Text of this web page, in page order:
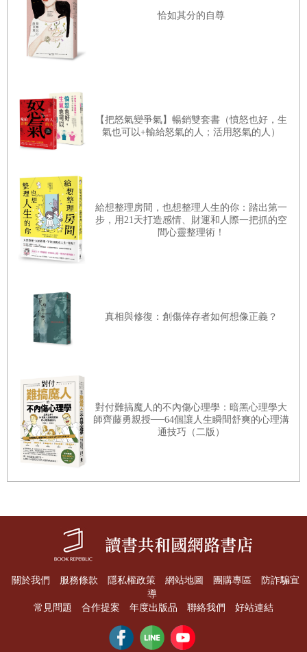
恰如其分的自尊
【把怒氣變爭氣】暢銷雙套書（憤怒也好，生
氣也可以+輸給怒氣的人；活用怒氣的人）
給想整理房間，也想整理人生的你：踏出第一
步，用21天打造感情、財運和人際一把抓的空
間心靈整理術！
真相與修復：創傷倖存者如何想像正義？
對付難搞魔人的不內傷心理學：暗黑心理學大
師齊藤勇親授──64個讓人生瞬間舒爽的心理溝
通技巧（二版）
關於我們 服務條款 隱私權政策 網站地圖 團購專區
防詐騙宣
導
常見問題
合作提案 年度出版品 聯絡我們 好站連結